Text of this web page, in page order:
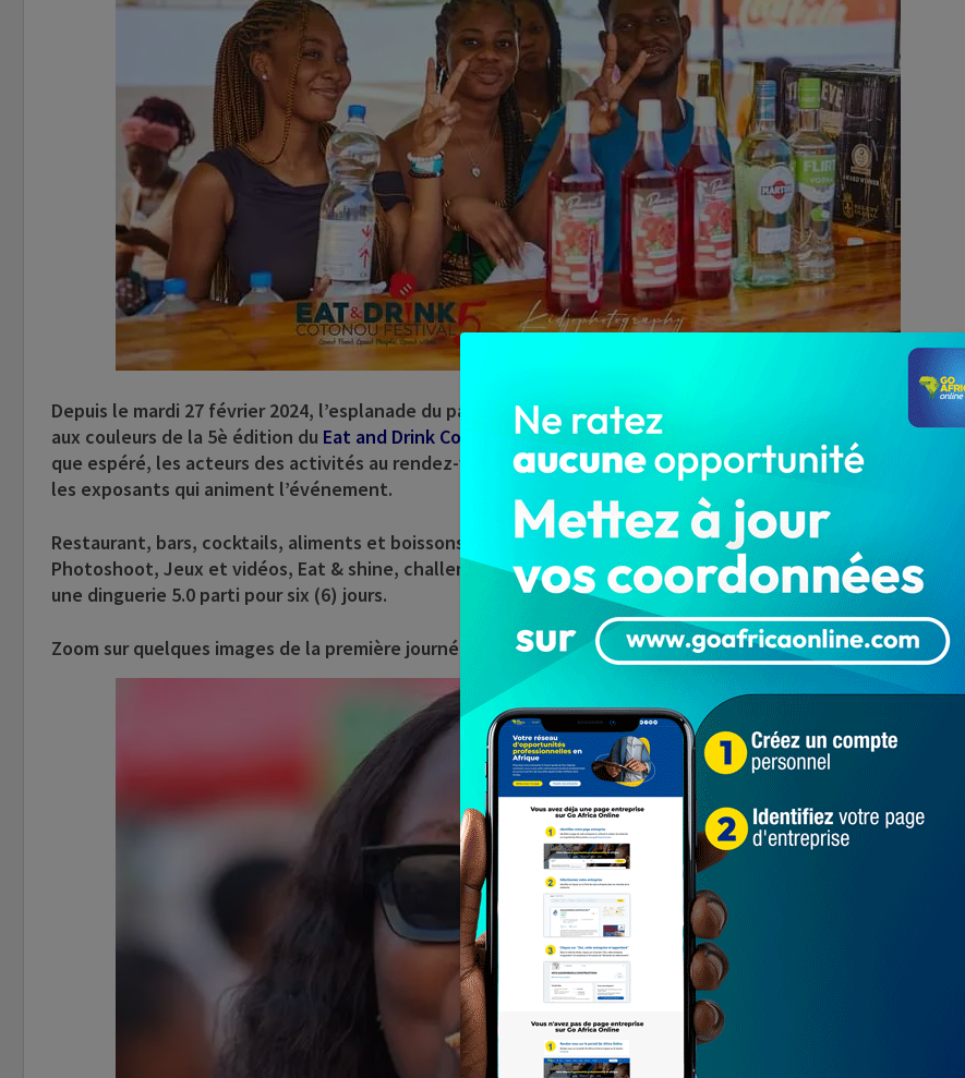
Depuis le mardi 27 février 2024, l’esplanade du palais des congrès de Cotonou grouille du monde et vibre
aux couleurs de la 5è édition du Eat and Drink Cotonou festival . Et ce jusqu’au dimanche 03 mars 2024. Plus
que espéré, les acteurs des activités au rendez-vous éblouissent les milliers de festivaliers qui inondent
les exposants qui animent l’événement.
Restaurant, bars, cocktails, aliments et boissons made in Benin, Brunch, DJ Party, Danse, Afrobeats,
Photoshoot, Jeux et vidéos, Eat & shine, challenges, l’ambiance se vit à son comble et dresse le tapis à
une dinguerie 5.0 parti pour six (6) jours.
Zoom sur quelques images de la première journée, en attendant nos prochaines publications sur le festival.